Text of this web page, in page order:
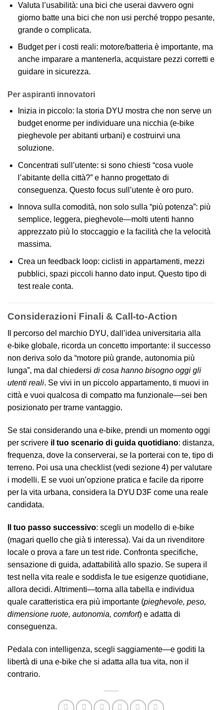
Valuta l’usabilità: una bici che userai davvero ogni
giorno batte una bici che non usi perché troppo pesante,
grande o complicata.
Budget per i costi reali: motore/batteria è importante, ma
anche imparare a mantenerla, acquistare pezzi corretti e
guidare in sicurezza.
Per aspiranti innovatori
Inizia in piccolo: la storia DYU mostra che non serve un
budget enorme per individuare una nicchia (e-bike
pieghevole per abitanti urbani) e costruirvi una
soluzione.
Concentrati sull’utente: si sono chiesti “cosa vuole
l’abitante della città?” e hanno progettato di
conseguenza. Questo focus sull’utente è oro puro.
Innova sulla comodità, non solo sulla “più potenza”: più
semplice, leggera, pieghevole—molti utenti hanno
apprezzato più lo stoccaggio e la facilità che la velocità
massima.
Crea un feedback loop: ciclisti in appartamenti, mezzi
pubblici, spazi piccoli hanno dato input. Questo tipo di
test reale conta.
Considerazioni Finali & Call-to-Action
Il percorso del marchio DYU, dall’idea universitaria alla
e‑bike globale, ricorda un concetto importante: il successo
non deriva solo da “motore più grande, autonomia più
lunga”, ma dal chiedersi di cosa hanno bisogno oggi gli
utenti reali. Se vivi in un piccolo appartamento, ti muovi in
città e vuoi qualcosa di compatto ma funzionale—sei ben
posizionato per trarne vantaggio.
Se stai considerando una e‑bike, prendi un momento oggi
per scrivere il tuo scenario di guida quotidiano: distanza,
frequenza, dove la conserverai, se la porterai con te, tipo di
terreno. Poi usa una checklist (vedi sezione 4) per valutare
i modelli. E se vuoi un’opzione pratica e facile da riporre
per la vita urbana, considera la DYU D3F come una reale
candidata.
Il tuo passo successivo: scegli un modello di e‑bike
(magari quello che già ti interessa). Vai da un rivenditore
locale o prova a fare un test ride. Confronta specifiche,
sensazione di guida, adattabilità allo spazio. Se supera il
test nella vita reale e soddisfa le tue esigenze quotidiane,
allora decidi. Altrimenti—torna alla tabella e individua
quale caratteristica era più importante (pieghevole, peso,
dimensione ruote, autonomia, comfort) e adatta di
conseguenza.
Pedala con intelligenza, scegli saggiamente—e goditi la
libertà di una e‑bike che si adatta alla tua vita, non il
contrario.